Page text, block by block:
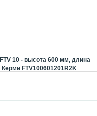
10 - высота 600 мм, длина
FTV100601201R2K